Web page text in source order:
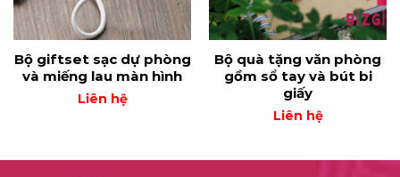
Bộ giftset sạc dự phòng
và miếng lau màn hình
Liên hệ
Bộ quà tặng văn phòng
gồm sổ tay và bút bi
giấy
Liên hệ